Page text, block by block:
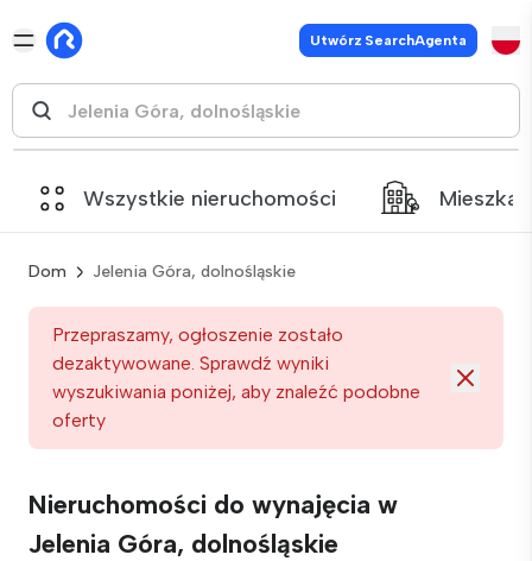
Utwórz SearchAgenta
Wszystkie nieruchomości
Dom Jelenia Góra, dolnośląskie
Przepraszamy, ogłoszenie zostało
dezaktywowane. Sprawdź wyniki
wyszukiwania poniżej, aby znaleźć podobne
oferty
Nieruchomości do wynajęcia w
Jelenia Góra, dolnośląskie